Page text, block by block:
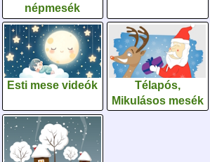
népmesék
Esti mese videók
Télapós,
Mikulásos mesék